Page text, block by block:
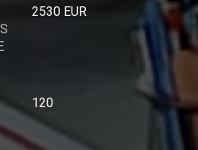
2530 EUR
120